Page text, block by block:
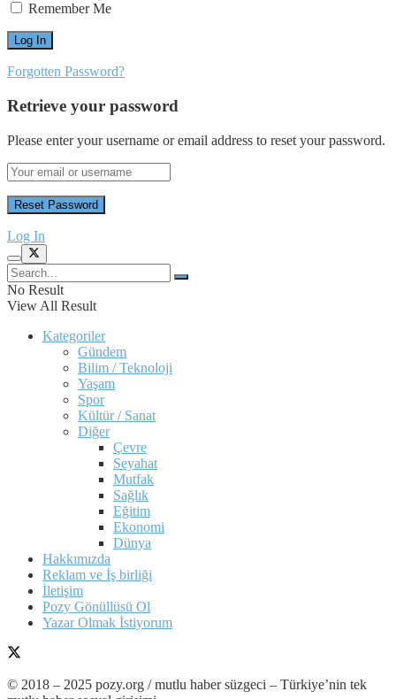
Remember Me
Forgotten Password?
Retrieve your password
Please enter your username or email address to reset your password.
Log In
No Result
View All Result
Kategoriler
Gündem
Bilim / Teknoloji
Yaşam
Spor
Kültür / Sanat
Diğer
Çevre
Seyahat
Mutfak
Sağlık
Eğitim
Ekonomi
Dünya
Hakkımızda
Reklam ve İş birliği
İletişim
Pozy Gönüllüsü Ol
Yazar Olmak İstiyorum
© 2018 – 2025 pozy.org / mutlu haber süzgeci – Türkiye’nin tek